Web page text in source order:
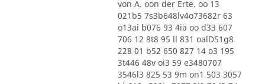
von A. oon der Erte. oo 13
021b5 7s3b648lv4o73682r 63
o13ai b076 93 4iä oo d33 607
706 12 8t8 95 ll 831 oalD51g8
228 01 b52 650 827 14 o3 195
3t446 48v oi3 59 e3480707
3546l3 825 53 9m on1 503 3057